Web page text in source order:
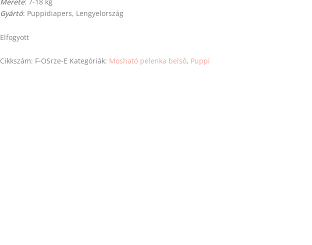
Gyártó: Puppidiapers, Lengyelország
Elfogyott
Cikkszám: F-OSrze-E Kategóriák: Mosható pelenka belső, Puppi